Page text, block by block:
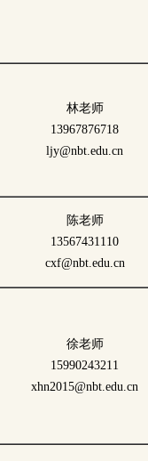
林老师
13967876718
ljy@nbt.edu.cn
陈老师
13567431110
cxf@nbt.edu.cn
徐老师
15990243211
xhn2015@nbt.edu.cn